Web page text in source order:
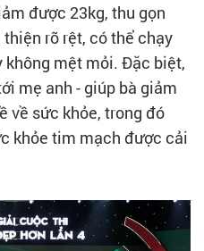
được 23kg, thu gọn
rõ rệt, có thể chạy
không mệt mỏi. Đặc biệt,
mẹ anh - giúp bà giảm
về sức khỏe, trong đó
khỏe tim mạch được cải